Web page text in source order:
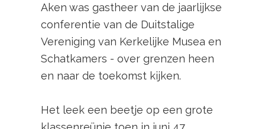
Aken was gastheer van de jaarlijkse
conferentie van de Duitstalige
Vereniging van Kerkelijke Musea en
Schatkamers - over grenzen heen
en naar de toekomst kijken.
Het leek een beetje op een grote